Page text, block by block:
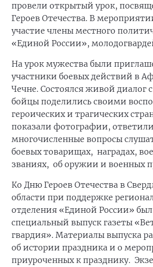
провели открытый урок,
Героев Отечества. В
участие члены местного
«Единой России»,
На урок мужества были
участники боевых действий в
Чечне. Состоялся живой диалог
бойцы поделились своими
героических и трагических
показали фотографии,
многочисленные вопросы
боевых товарищах, наградах,
званиях, об оружии и военных
Ко Дню Героев Отечества в
области при поддержке
отделения «Единой России»
специальный выпуск газеты
гвардия». Материалы выпуска
об истории праздника и о
приуроченных к празднику.